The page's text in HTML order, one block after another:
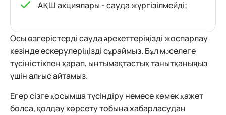
АҚШ акциялары -сауда жүргізілмейді;
Осы өзгерістерді сауда әрекеттеріңізді жоспарлау
кезінде ескерулеріңізді сұраймыз. Бұл мәселеге
түсіністікпен қарап, ынтымақтастық танытқаныңыз
үшін алғыс айтамыз.
Егер сізге қосымша түсіндіру немесе көмек қажет
болса, қолдау көрсету тобына хабарласудан